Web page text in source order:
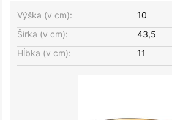
Šírka (v cm): 43,5
Výška (v cm): 10
Hĺbka (v cm): 11